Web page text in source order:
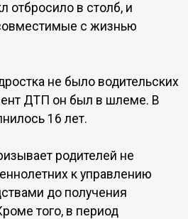
отбросило в столб, и
с жизнью
не было водительских
ДТП он был в шлеме. В
16 лет.
родителей не
к управлению
до получения
того, в период